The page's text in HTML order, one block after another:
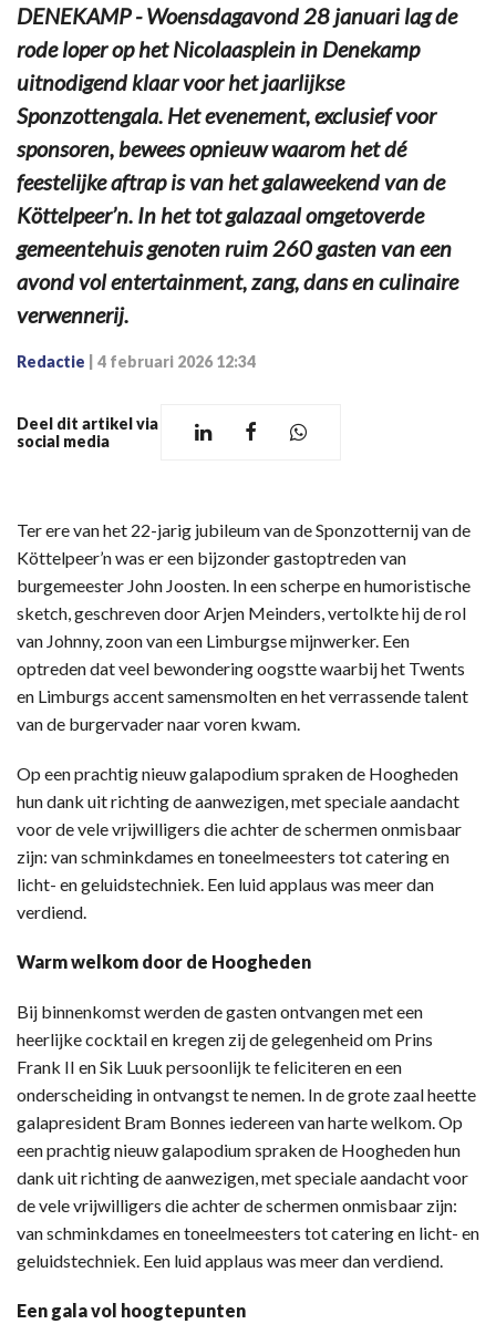
DENEKAMP - Woensdagavond 28 januari lag de
rode loper op het Nicolaasplein in Denekamp
uitnodigend klaar voor het jaarlijkse
Sponzottengala. Het evenement, exclusief voor
sponsoren, bewees opnieuw waarom het dé
feestelijke aftrap is van het galaweekend van de
Köttelpeer’n. In het tot galazaal omgetoverde
gemeentehuis genoten ruim 260 gasten van een
avond vol entertainment, zang, dans en culinaire
verwennerij.
Redactie 4 februari 2026 12:34
Deel dit artikel via
social media
Ter ere van het 22-jarig jubileum van de Sponzotternij van de
Köttelpeer’n was er een bijzonder gastoptreden van
burgemeester John Joosten. In een scherpe en humoristische
sketch, geschreven door Arjen Meinders, vertolkte hij de rol
van Johnny, zoon van een Limburgse mijnwerker. Een
optreden dat veel bewondering oogstte waarbij het Twents
en Limburgs accent samensmolten en het verrassende talent
van de burgervader naar voren kwam.
Op een prachtig nieuw galapodium spraken de Hoogheden
hun dank uit richting de aanwezigen, met speciale aandacht
voor de vele vrijwilligers die achter de schermen onmisbaar
zijn: van schminkdames en toneelmeesters tot catering en
licht- en geluidstechniek. Een luid applaus was meer dan
verdiend.
Warm welkom door de Hoogheden
Bij binnenkomst werden de gasten ontvangen met een
heerlijke cocktail en kregen zij de gelegenheid om Prins
Frank II en Sik Luuk persoonlijk te feliciteren en een
onderscheiding in ontvangst te nemen. In de grote zaal heette
galapresident Bram Bonnes iedereen van harte welkom. Op
een prachtig nieuw galapodium spraken de Hoogheden hun
dank uit richting de aanwezigen, met speciale aandacht voor
de vele vrijwilligers die achter de schermen onmisbaar zijn:
van schminkdames en toneelmeesters tot catering en licht- en
geluidstechniek. Een luid applaus was meer dan verdiend.
Een gala vol hoogtepunten